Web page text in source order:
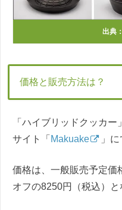
出典：
価格と販売方法は？
「ハイブリッドクッカ
サイト「 Makuake 」
価格は、一般販売予定価
オフの8250円（税込）と